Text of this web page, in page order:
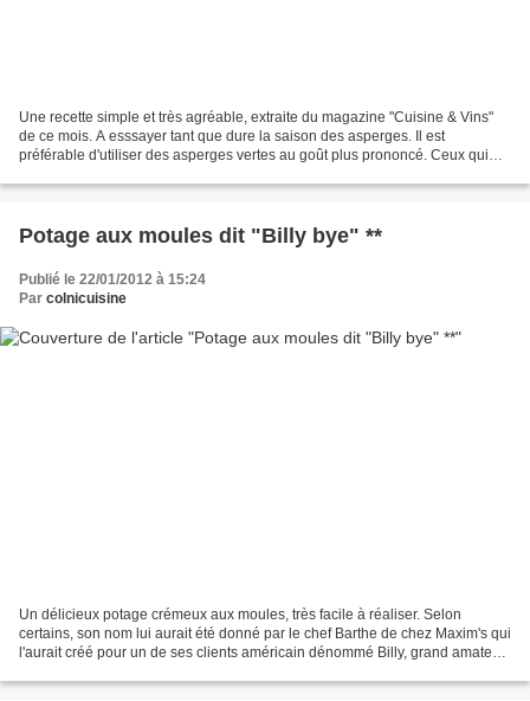
Une recette simple et très agréable, extraite du magazine "Cuisine & Vins"
de ce mois. A esssayer tant que dure la saison des asperges. Il est
préférable d'utiliser des asperges vertes au goût plus prononcé. Ceux qui
Potage aux moules dit "Billy bye" **
Publié le 22/01/2012 à 15:24
Par colnicuisine
Un délicieux potage crémeux aux moules, très facile à réaliser. Selon
certains, son nom lui aurait été donné par le chef Barthe de chez Maxim's qui
l'aurait créé pour un de ses clients américain dénommé Billy, grand amateur